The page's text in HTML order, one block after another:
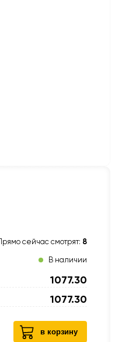
Прямо сейчас смотрят: 8
В наличии
1077.30
1077.30
в корзину